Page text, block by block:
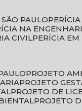
PAULO
NA
CIVIL
PERÍCIA
PROJETO
PROJETO
PROJETO DE
PROJETO